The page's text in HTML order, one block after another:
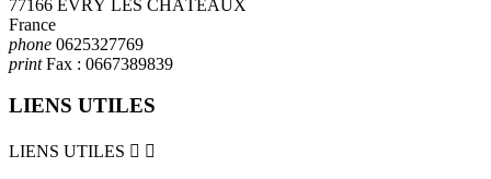
77166 ÉVRŸ LES CHÂTEAUX
France
phone 0625327769
printFax : 0667389839
LIENS UTILES
LIENS UTILES  